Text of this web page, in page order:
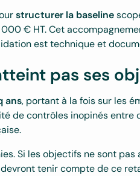
structurer la baseline
€ HT. Cet
est technique et
pas ses
ans, portant à la fois sur les
de contrôles inopinés entre
Si les objectifs ne sont pas
tenir compte de ce